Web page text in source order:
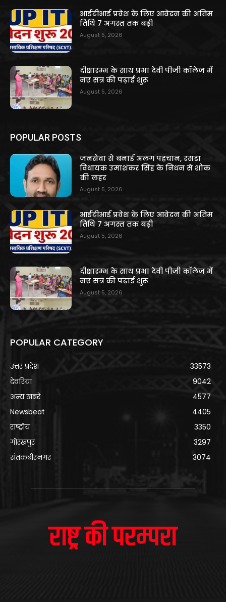
आईटीआई प्रवेश के लिए आवेदन की अंतिम
तिथि 7 अगस्त तक बढ़ी
August 5, 2026
दीक्षारम्भ के साथ प्रभा देवी पीजी कॉलेज में
नए सत्र की पढ़ाई शुरू
August 5, 2026
POPULAR POSTS
जनसेवा से बनाई अलग पहचान, रसड़ा
विधायक उमाशंकर सिंह के निधन से शोक
की लहर
August 5, 2026
आईटीआई प्रवेश के लिए आवेदन की अंतिम
तिथि 7 अगस्त तक बढ़ी
August 5, 2026
दीक्षारम्भ के साथ प्रभा देवी पीजी कॉलेज में
नए सत्र की पढ़ाई शुरू
August 5, 2026
POPULAR CATEGORY
उत्तर प्रदेश
33573
देवरिया
9042
अन्य खबरे
4577
Newsbeat
4405
राष्ट्रीय
3350
गोरखपुर
3297
संतकबीरनगर
3074